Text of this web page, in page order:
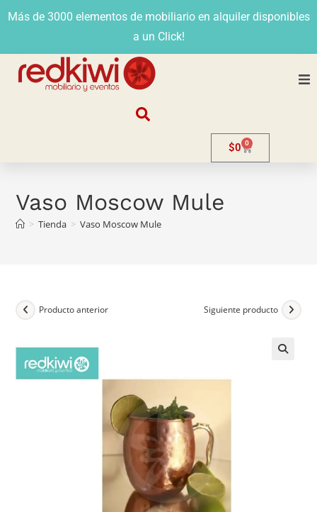
Más de 3000 elementos de mobiliario en alquiler disponibles
a un Click!
Contacto
$0 0
Vaso Moscow Mule
> Tienda > Vaso Moscow Mule
Producto anterior Siguiente producto